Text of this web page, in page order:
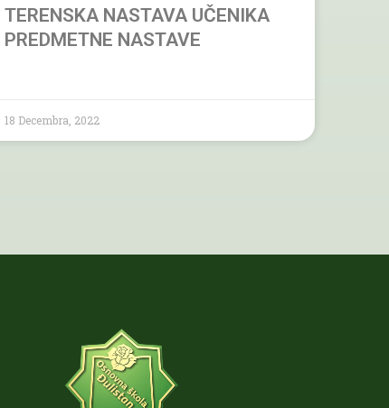
TERENSKA NASTAVA UČENIKA
PREDMETNE NASTAVE
18 Decembra, 2022